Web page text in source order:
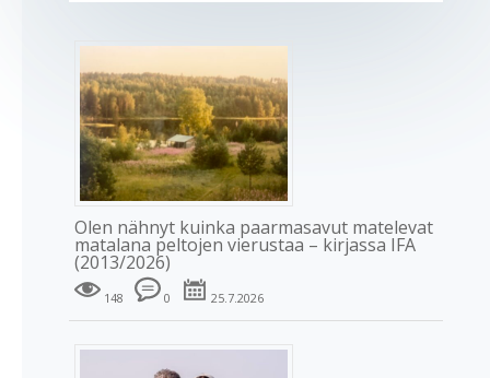
Olen nähnyt kuinka paarmasavut matelevat
matalana peltojen vierustaa – kirjassa IFA
(2013/2026)
148 0 25.7.2026